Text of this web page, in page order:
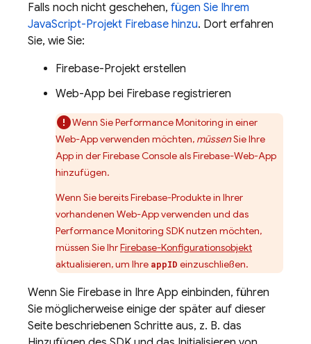
Falls noch nicht geschehen, fügen Sie Ihrem
JavaScript-Projekt Firebase hinzu. Dort erfahren
Sie, wie Sie:
Firebase-Projekt erstellen
Web-App bei Firebase registrieren
Wenn SiePerformance Monitoring in einer
Web-App verwenden möchten, müssenSie Ihre
App in derFirebaseConsole als Firebase-Web-App
hinzufügen.
Wenn Sie bereits Firebase-Produkte in Ihrer
vorhandenen Web-App verwenden und das
Performance Monitoring SDK nutzen möchten,
müssen Sie IhrFirebase-Konfigurationsobjekt
aktualisieren, um Ihre appID einzuschließen.
Wenn Sie Firebase in Ihre App einbinden, führen
Sie möglicherweise einige der später auf dieser
Seite beschriebenen Schritte aus, z. B. das